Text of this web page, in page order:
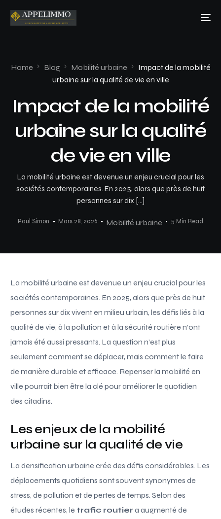
Home Blog Mobilité urbaine
Impact de la mobilité
urbaine sur la qualité de vie en ville
Impact de la mobilité
urbaine sur la qualité
de vie en ville
La mobilité urbaine est devenue un enjeu crucial pour les
sociétés contemporaines. En 2025, alors que près de huit
personnes sur dix […]
Paul Simon Mars 28, 2026 Mobilité urbaine 5 Min Read
La mobilité urbaine est devenue un enjeu crucial pour les
sociétés contemporaines. En 2025, alors que près de huit
personnes sur dix vivent en milieu urbain, les défis liés à la
qualité de vie, à la pollution et à la sécurité routière n’ont
jamais été aussi pressants. La question n’est plus
seulement comment se déplacer, mais comment le faire
de manière durable et efficace. Repenser la mobilité en
ville pourrait bien être la clé pour améliorer le quotidien
des citadins.
Les enjeux de la mobilité
urbaine sur la qualité de vie
La densification urbaine crée des défis considérables. Les
déplacements quotidiens sont souvent synonymes de
stress, de pollution et de pertes de temps. Selon des
études récentes, le trafic routier a augmenté de